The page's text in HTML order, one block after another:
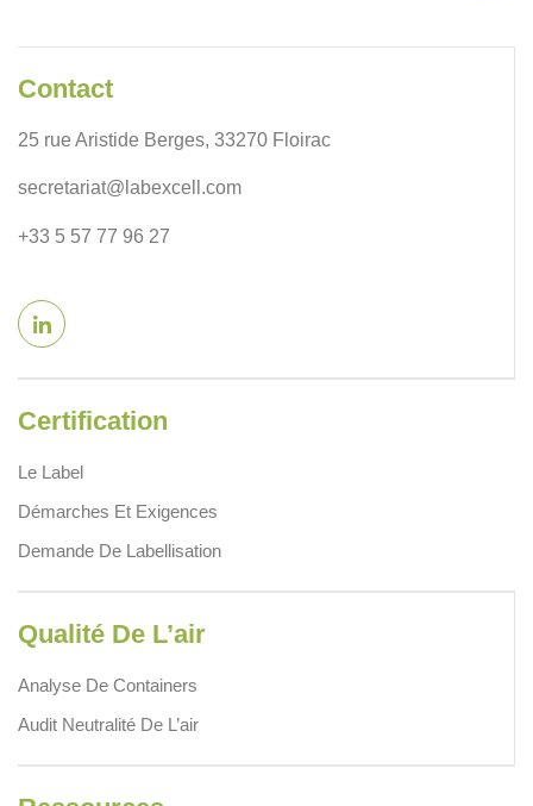
Contact
25 rue Aristide Berges, 33270 Floirac
secretariat@labexcell.com
+33 5 57 77 96 27
Certification
Le Label
Démarches Et Exigences
Demande De Labellisation
Qualité De L’air
Analyse De Containers
Audit Neutralité De L’air